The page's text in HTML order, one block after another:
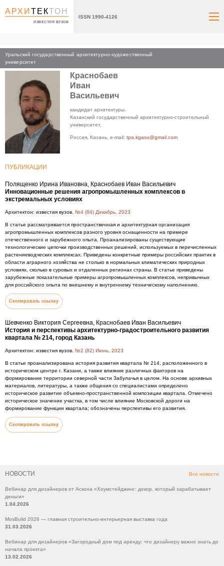
АРХИТЕКТОН
ИЗВЕСТИЯ ВУЗОВ
ISSN 1990-4126
Уральский государственный архитектурно-художественный
университет
НОВОСТИ Все новости
Вебинар для дизайнеров от Аскона «Хоумстейджинг: декор, который зарабатывает
деньги»
1.04.2026
MosBuild 2026 — главная строительно-интерьерная выставка года
31.03.2026
Вебинар для дизайнеров «Загородный дом под аренду: что дизайнеру важно знать до
начала проекта»
13.02.2026
Главная
Краснобаев
Иван
Васильевич
кандидат архитектуры.
Казанский государственный архитектурно-строительный
университет,
Россия, Казань, e-mail: tpa.kgasu@gmail.com
ПУБЛИКАЦИИ
Полященко Ирина Ивановна, Краснобаев Иван Васильевич
Инновационные решения агропромышленных комплексов в
экстремальных условиях
Архитектон: известия вузов. №4 (84) Декабрь, 2023
В статье рассматривается пространственная и архитектурная организация
агропромышленных комплексов разного уровня оснащенности на примере
отечественного и зарубежного опыта. Проанализированы существующие
технологические цепочки производственных решений, используемых в перечисленных
растениеводческих комплексах. Приведены конкретные примеры российских практик в
области аграрного хозяйства не столько в нормальных климатических природных
условиях, сколько в суровых и отдаленных регионах страны. В статье приведены
зарубежные показательные примеры агропромышленных комплексов, непривычных
для российского опыта по внешнему и внутреннему техническому наполнению.
Скопировать ссылку
Шевченко Виктория Сергеевна, Краснобаев Иван Васильевич
История и перспективы архитектурно-градостроительного развития
квартала № 214, город Казань
Архитектон: известия вузов. №2 (82) Июнь, 2023
В статье проанализирована история развития квартала № 214, расположенного в
историческом центре г. Казани, а также влияние различных факторов на
формирование территории северной части Забулачья в целом. На основе архивных
материалов, литературы, а также общения со специалистами определено
историческое развитие объемно-пространственной композиции квартала. Отмечено
историческое значение участка, в том числе влияние Московской дороги на
формирование функции квартала; обозначены перспективы его развития.
Скопировать ссылку